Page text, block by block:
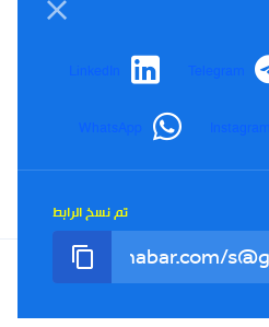
Telegram
LinkedIn
Instagram
WhatsApp
تم نسخ الرابط